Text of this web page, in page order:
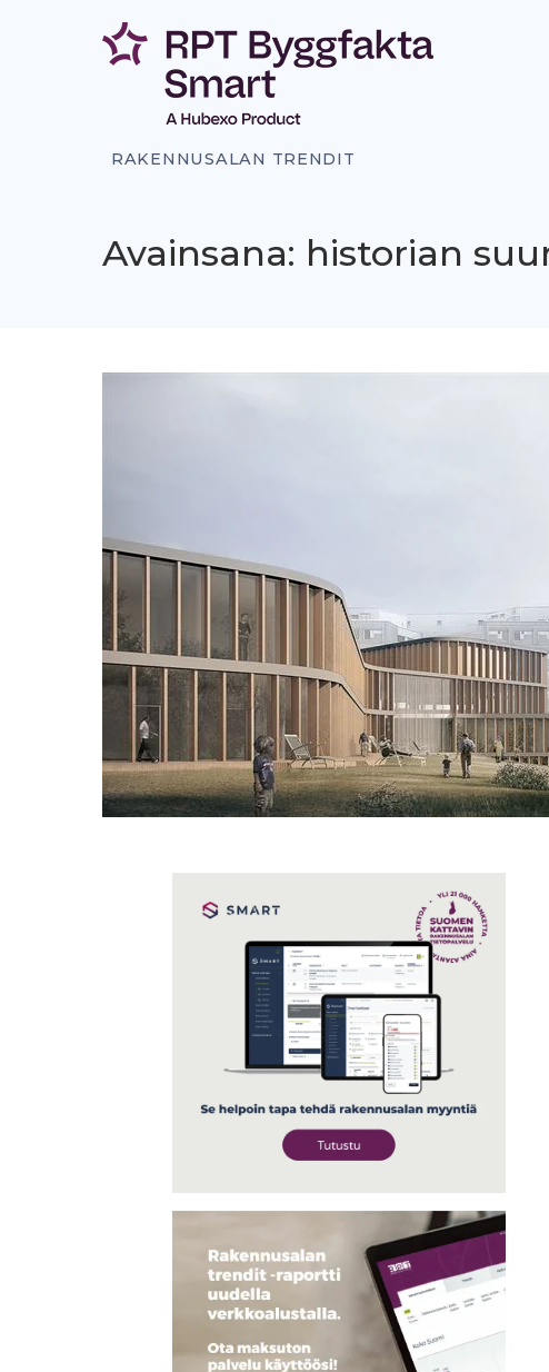
RAKENNUSALAN TRENDIT
Avainsana: historian